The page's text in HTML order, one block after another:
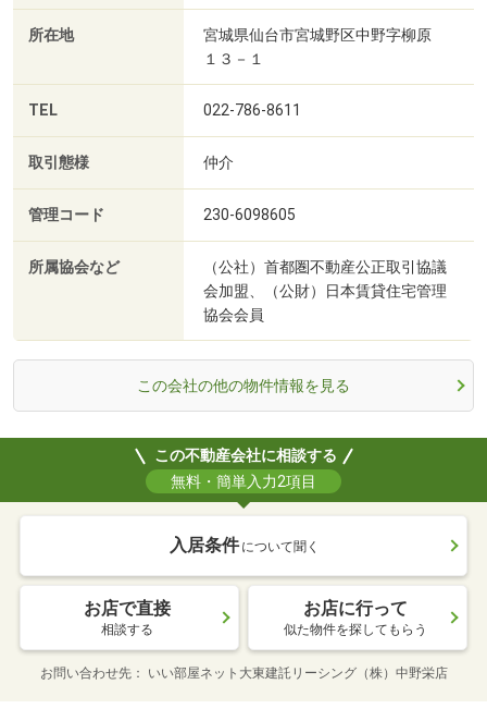
所在地
宮城県仙台市宮城野区中野字柳原
１３－１
TEL 022-786-8611
取引態様 仲介
管理コード 230-6098605
所属協会など
（公社）首都圏不動産公正取引協議
会加盟、（公財）日本賃貸住宅管理
協会会員
この会社の他の物件情報を見る
この不動産会社に相談する
無料・簡単入力2項目
入居条件 について聞く
お店で直接
相談する
お店に行って
似た物件を探してもらう
お問い合わせ先 いい部屋ネット大東建託リーシング（株）中野栄店